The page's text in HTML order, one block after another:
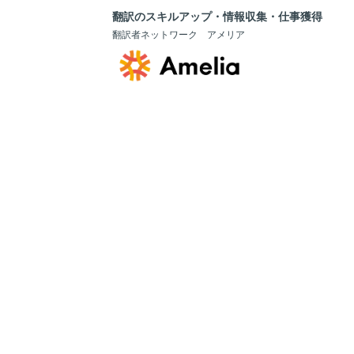
翻訳のスキルアップ・情報収集・仕事獲得
翻訳者ネットワーク アメリア